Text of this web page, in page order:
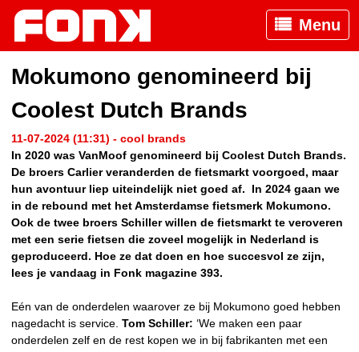
Menu
Mokumono genomineerd bij
Coolest Dutch Brands
11-07-2024 (11:31) - cool brands
In 2020 was VanMoof genomineerd bij Coolest Dutch Brands.
De broers Carlier veranderden de fietsmarkt voorgoed, maar
hun avontuur liep uiteindelijk niet goed af. In 2024 gaan we
in de rebound met het Amsterdamse fietsmerk Mokumono.
Ook de twee broers Schiller willen de fietsmarkt te veroveren
met een serie fietsen die zoveel mogelijk in Nederland is
geproduceerd. Hoe ze dat doen en hoe succesvol ze zijn,
lees je vandaag in Fonk magazine 393.
Eén van de onderdelen waarover ze bij Mokumono goed hebben
nagedacht is service. Tom Schiller: ‘We maken een paar
onderdelen zelf en de rest kopen we in bij fabrikanten met een